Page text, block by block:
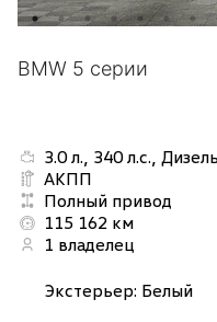
BMW 5 серии
3.0 л., 340 л.с.,
АКПП
Полный привод
115 162 км
1 владелец
Экстерьер: Белый